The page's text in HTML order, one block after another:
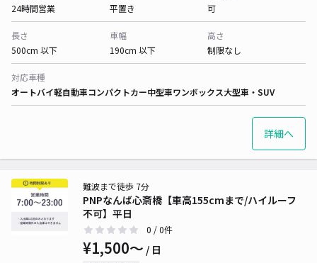
24時間営業
平置き
可
長さ
500cm 以下
車幅
190cm 以下
高さ
制限なし
対応車種
オートバイ軽自動車コンパクトカー中型車ワンボックス大型車・SUV
詳細へ
PNPなんば心斎橋【車高155cmまで/ハイルーフ
不可】平日
難波まで徒歩 7分
0 / 0件
¥1,500〜 / 日